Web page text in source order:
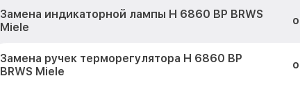
Замена индикаторной лампы H 6860 BP BRWS
Miele
Замена ручек терморегулятора H 6860 BP
BRWS Miele